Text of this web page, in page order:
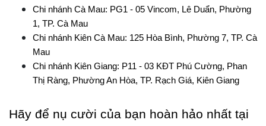
Chi nhánh Cà Mau: PG1 - 05 Vincom, Lê Duẩn, Phường
1, TP. Cà Mau
Chi nhánh Kiên Cà Mau: 125 Hòa Bình, Phường 7, TP. Cà
Mau
Chi nhánh Kiên Giang: P11 - 03 KĐT Phú Cường, Phan
Thị Ràng, Phường An Hòa, TP. Rạch Giá, Kiên Giang
Hãy để nụ cười của bạn hoàn hảo nhất tại